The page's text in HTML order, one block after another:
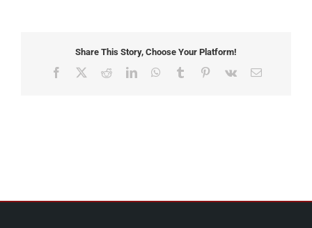
Share This Story, Choose Your Platform!
Facebook RedditLinkedInWhatsApp
Tumblr Pinterest
Vk Email